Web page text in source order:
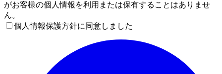
がお客様の個人情報を利用または保有することはありませ
ん。
個人情報保護方針に同意しました